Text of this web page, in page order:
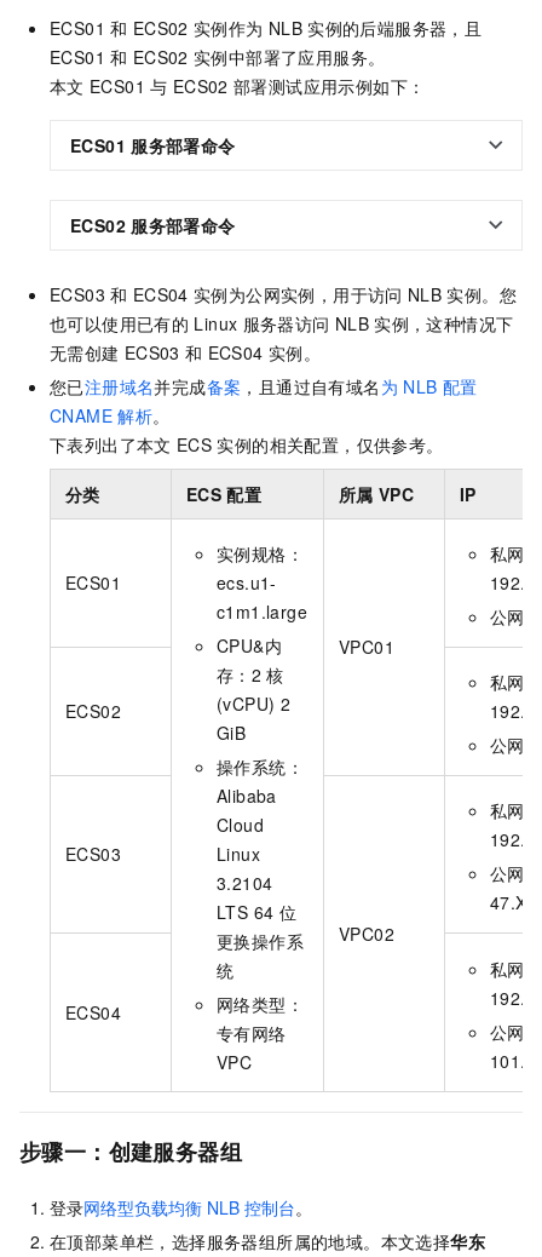
ECS01 和 ECS02 实例作为 NLB 实例的后端服务器，且
ECS01 和 ECS02 实例中部署了应用服务。
本文 ECS01 与 ECS02 部署测试应用示例如下：
ECS01 服务部署命令
ECS02 服务部署命令
ECS03 和 ECS04 实例为公网实例，用于访问 NLB 实例。您
也可以使用已有的 Linux 服务器访问 NLB 实例，这种情况下
无需创建 ECS03 和 ECS04 实例。
您已注册域名并完成备案 ，且通过自有域名 为 NLB 配置
CNAME 解析。
下表列出了本文 ECS 实例的相关配置，仅供参考。
分类 ECS 配置 所属 VPC IP
ECS01
实例规格：
ecs.u1-
c1m1.large
CPU&内
存：2 核
(vCPU) 2
GiB
操作系统：
Alibaba
Cloud
Linux
3.2104
LTS 64 位
更换操作系
统
网络类型：
专有网络
VPC
VPC01
私网：
公网
ECS02
私网：
公网
ECS03
VPC02
私网：
公网：
ECS04
私网：
公网：
步骤一：创建服务器组
登录网络型负载均衡 NLB 控制台。
在顶部菜单栏，选择服务器组所属的地域。本文选择华东